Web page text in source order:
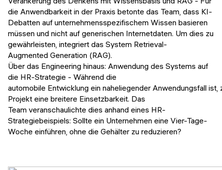
die Anwendbarkeit in der Praxis betonte das Team, dass KI-
Debatten auf unternehmensspezifischem Wissen basieren
müssen und nicht auf generischen Internetdaten. Um dies zu
gewährleisten, integriert das System Retrieval-
Augmented Generation (RAG).
Über das Engineering hinaus: Anwendung des Systems auf
die HR-Strategie - Während die
automobile Entwicklung ein naheliegender Anwendungsfall ist,
Projekt eine breitere Einsetzbarkeit. Das
Team veranschaulichte dies anhand eines HR-
Strategiebeispiels: Sollte ein Unternehmen eine Vier-Tage-
Woche einführen, ohne die Gehälter zu reduzieren?